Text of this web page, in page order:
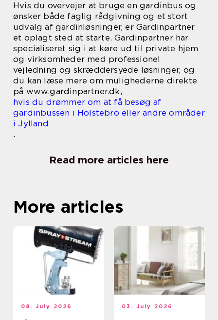
Hvis du overvejer at bruge en gardinbus og
ønsker både faglig rådgivning og et stort
udvalg af gardinløsninger, er Gardinpartner
et oplagt sted at starte. Gardinpartner har
specialiseret sig i at køre ud til private hjem
og virksomheder med professionel
vejledning og skræddersyede løsninger, og
du kan læse mere om mulighederne direkte
på www.gardinpartner.dk,
hvis du drømmer om at få besøg af
gardinbussen i Holstebro eller andre områder
i Jylland
.
Read more articles here
More articles
08. July 2026 03. July 2026